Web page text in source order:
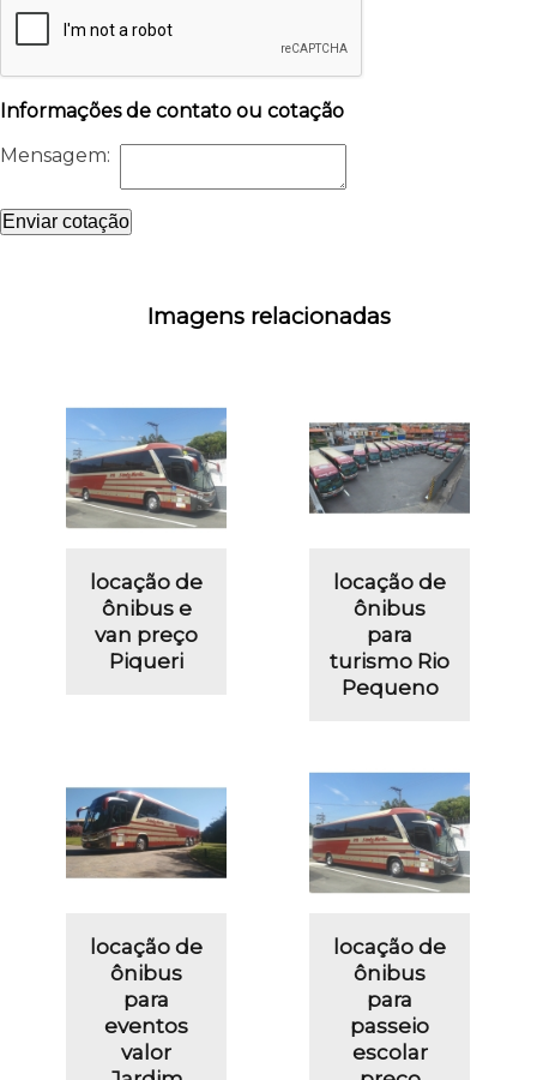
Informações de contato ou cotação
Mensagem:
Enviar cotação
Imagens relacionadas
locação de
ônibus e
van preço
Piqueri
locação de
ônibus
para
turismo Rio
Pequeno
locação de
ônibus
para
eventos
valor
locação de
ônibus
para
passeio
escolar